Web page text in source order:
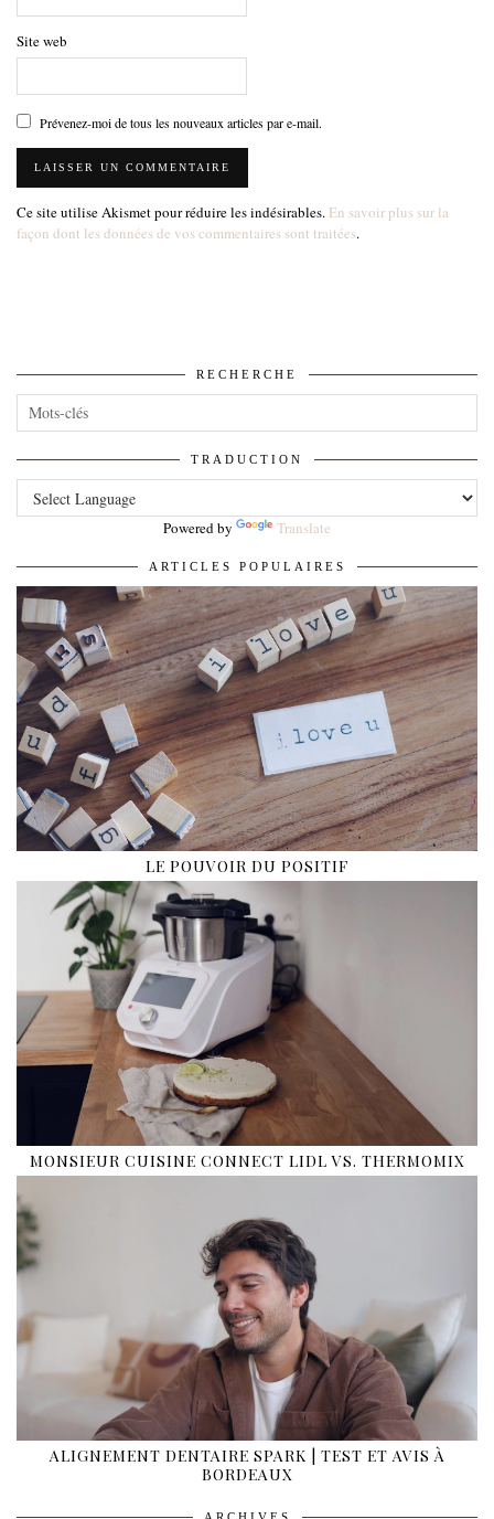
Site web
Prévenez-moi de tous les nouveaux articles par e-mail.
Ce site utilise Akismet pour réduire les indésirables. En savoir plus sur la
façon dont les données de vos commentaires sont traitées.
RECHERCHE
TRADUCTION
Powered by Translate
ARTICLES POPULAIRES
LE POUVOIR DU POSITIF
MONSIEUR CUISINE CONNECT LIDL VS. THERMOMIX
ALIGNEMENT DENTAIRE SPARK | TEST ET AVIS À
BORDEAUX